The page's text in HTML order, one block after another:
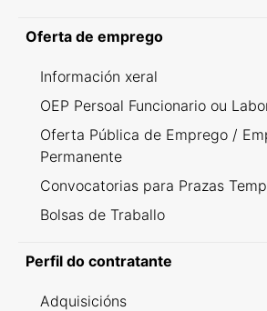
Oferta de emprego
Información xeral
OEP Persoal Funcionario ou
Oferta Pública de Emprego /
Permanente
Convocatorias para Prazas
Bolsas de Traballo
Perfil do contratante
Adquisicións